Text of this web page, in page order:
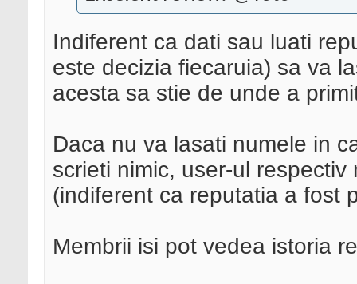
Indiferent ca dati sau luati
este decizia fiecaruia) sa va
acesta sa stie de unde a
Daca nu va lasati numele in
scrieti nimic, user-ul
(indiferent ca reputatia a fost
Membrii isi pot vedea istoria